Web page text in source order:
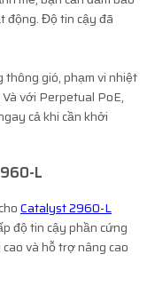
động. Độ tin cậy đã
thông gió, phạm vi nhiệt
với Perpetual PoE,
cả khi cần khởi
L
Catalyst 2960-L
độ tin cậy phần cứng
và hỗ trợ nâng cao